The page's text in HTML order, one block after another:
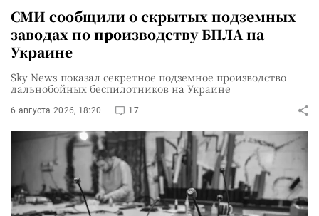
СМИ сообщили о скрытых подземных
заводах по производству БПЛА на
Украине
Sky News показал секретное подземное производство
дальнобойных беспилотников на Украине
6 августа 2026, 18:20 17